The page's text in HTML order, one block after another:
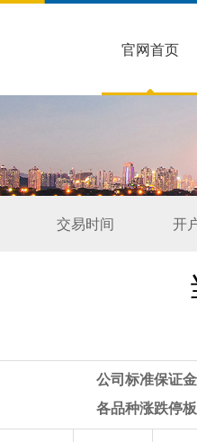
官网首页
交易时间 开
公司标准保证金
各品种涨跌停板